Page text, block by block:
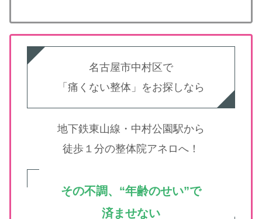
名古屋市中村区で
「痛くない整体」をお探しなら
地下鉄東山線・中村公園駅から
徒歩１分の整体院アネロへ！
その不調、“年齢のせい”で
済ませない